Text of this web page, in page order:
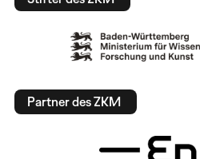
Partner des ZKM